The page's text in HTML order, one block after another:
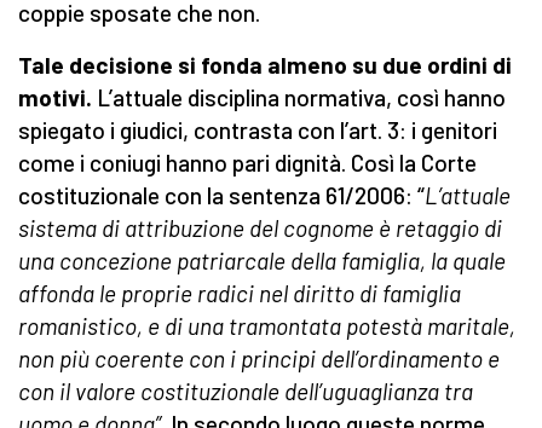
coppie sposate che non.
Tale decisione si fonda almeno su due ordini di
motivi. L’attuale disciplina normativa, così hanno
spiegato i giudici, contrasta con l’art. 3: i genitori
come i coniugi hanno pari dignità. Così la Corte
costituzionale con la sentenza 61/2006: “L’attuale
sistema di attribuzione del cognome è retaggio di
una concezione patriarcale della famiglia, la quale
affonda le proprie radici nel diritto di famiglia
romanistico, e di una tramontata potestà maritale,
non più coerente con i principi dell’ordinamento e
con il valore costituzionale dell’uguaglianza tra